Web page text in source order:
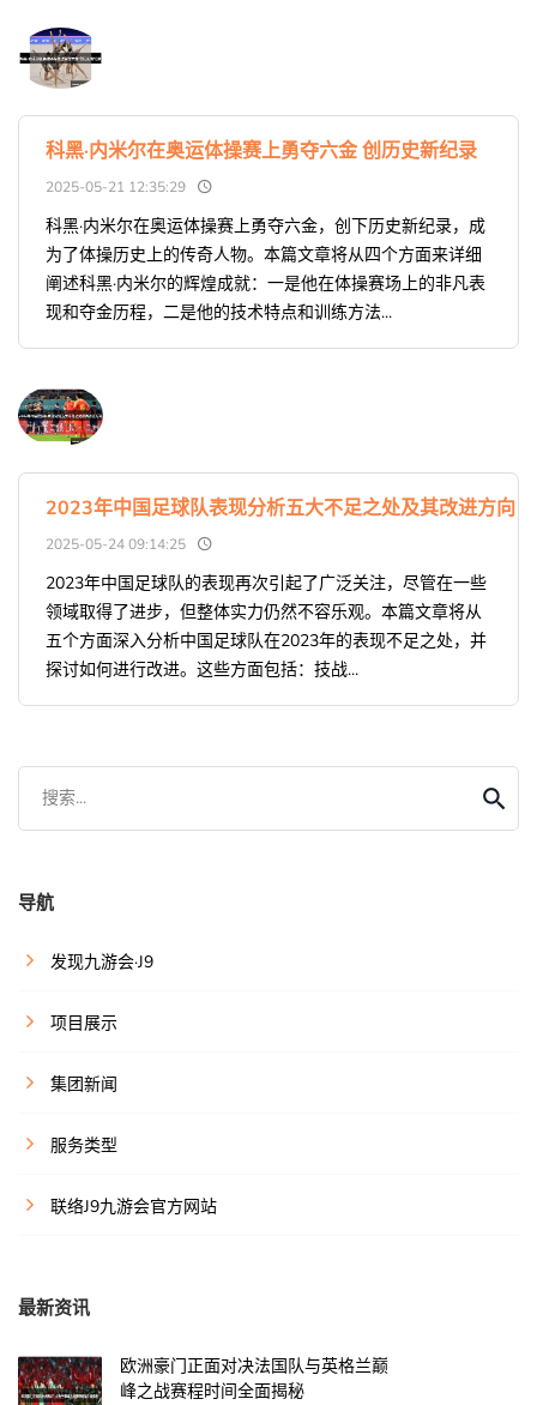
科黑·内米尔在奥运体操赛上勇夺六金 创历史新纪录
2025-05-21 12:35:29
科黑·内米尔在奥运体操赛上勇夺六金，创下历史新纪录，成
为了体操历史上的传奇人物。本篇文章将从四个方面来详细
阐述科黑·内米尔的辉煌成就：一是他在体操赛场上的非凡表
现和夺金历程，二是他的技术特点和训练方法...
2023年中国足球队表现分析五大不足之处及其改进方向
2025-05-24 09:14:25
2023年中国足球队的表现再次引起了广泛关注，尽管在一些
领域取得了进步，但整体实力仍然不容乐观。本篇文章将从
五个方面深入分析中国足球队在2023年的表现不足之处，并
探讨如何进行改进。这些方面包括：技战...
搜索...
导航
发现九游会·J9
项目展示
集团新闻
服务类型
联络J9九游会官方网站
最新资讯
欧洲豪门正面对决法国队与英格兰巅
峰之战赛程时间全面揭秘